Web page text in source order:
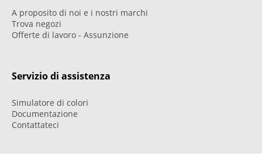
A proposito di noi e i nostri marchi
Trova negozi
Offerte di lavoro - Assunzione
Servizio di assistenza
Simulatore di colori
Documentazione
Contattateci